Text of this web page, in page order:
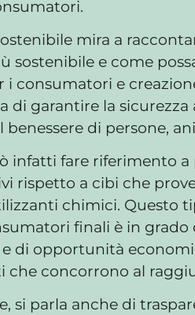
mira a
sostenibile e come
consumatori e
di garantire la
di persone,
infatti fare riferimento
rispetto a cibi che
chimici. Questo
finali è in
di opportunità
concorrono al
si parla anche di